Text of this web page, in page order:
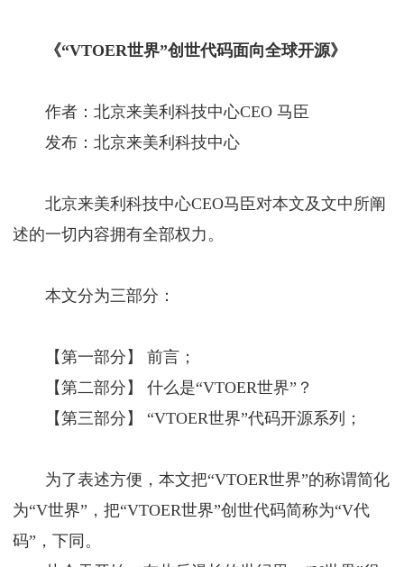
《“VTOER世界”创世代码面向全球开源》
作者：北京来美利科技中心CEO 马臣
发布：北京来美利科技中心
北京来美利科技中心CEO马臣对本文及文中所阐
述的一切内容拥有全部权力。
本文分为三部分：
【第一部分】 前言；
【第二部分】 什么是“VTOER世界”？
【第三部分】 “VTOER世界”代码开源系列；
为了表述方便，本文把“VTOER世界”的称谓简化
为“V世界”，把“VTOER世界”创世代码简称为“V代
码”，下同。